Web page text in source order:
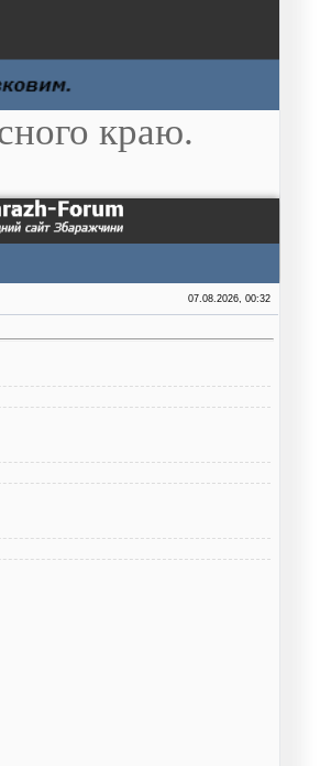
краю.
07.08.2026, 00:32